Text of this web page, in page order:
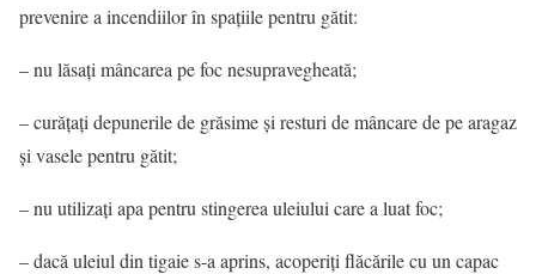
prevenire a incendiilor în spațiile pentru gătit:
– nu lăsați mâncarea pe foc nesupravegheată;
– curățați depunerile de grăsime și resturi de mâncare de pe aragaz
și vasele pentru gătit;
– nu utilizați apa pentru stingerea uleiului care a luat foc;
– dacă uleiul din tigaie s-a aprins, acoperiți flăcările cu un capac